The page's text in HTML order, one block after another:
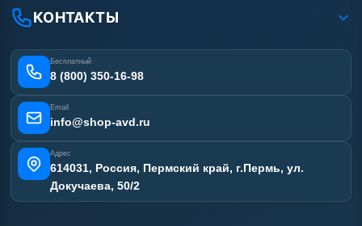
Статьи
Лизинг
Получить скидку
Сертификаты
Наши работы
Отзывы наших клиентов
Карта сайта
КОНТАКТЫ
Бесплатный
8 (800) 350-16-98
Email
info@shop-avd.ru
Адрес
614031, Россия, Пермский край, г.Пермь, ул.
Докучаева, 50/2